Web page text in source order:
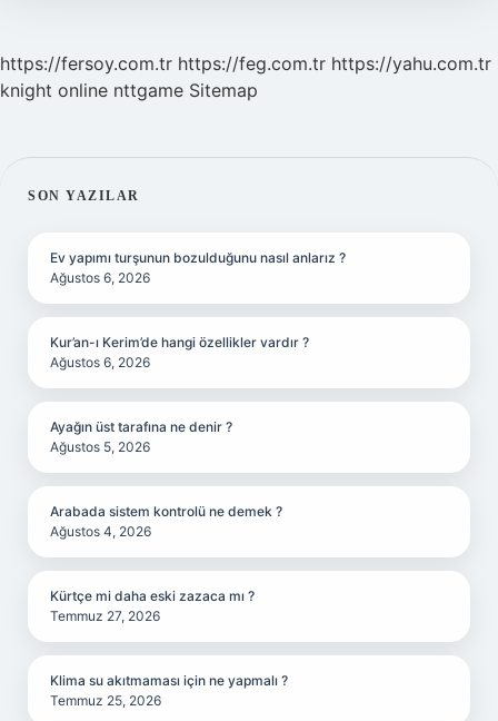
https://fersoy.com.tr https://feg.com.tr https://yahu.com.tr
knight online nttgame Sitemap
SIDEBAR
SON YAZILAR
Ev yapımı turşunun bozulduğunu nasıl anlarız ?
Ağustos 6, 2026
Kur’an-ı Kerim’de hangi özellikler vardır ?
Ağustos 6, 2026
Ayağın üst tarafına ne denir ?
Ağustos 5, 2026
Arabada sistem kontrolü ne demek ?
Ağustos 4, 2026
Kürtçe mi daha eski zazaca mı ?
Temmuz 27, 2026
Klima su akıtmaması için ne yapmalı ?
Temmuz 25, 2026